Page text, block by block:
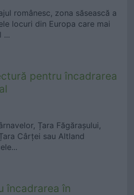
românesc, zona săsească a
locuri din Europa care mai
...
pentru încadrarea
Țara Făgărașului,
Cârței sau Altland
încadrarea în